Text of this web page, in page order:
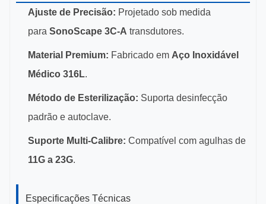
Ajuste de Precisão: Projetado sob medida
para SonoScape 3C-A transdutores.
Material Premium: Fabricado em Aço Inoxidável
Médico 316L.
Método de Esterilização: Suporta desinfecção
padrão e autoclave.
Suporte Multi-Calibre: Compatível com agulhas de
11G a 23G.
Especificações Técnicas